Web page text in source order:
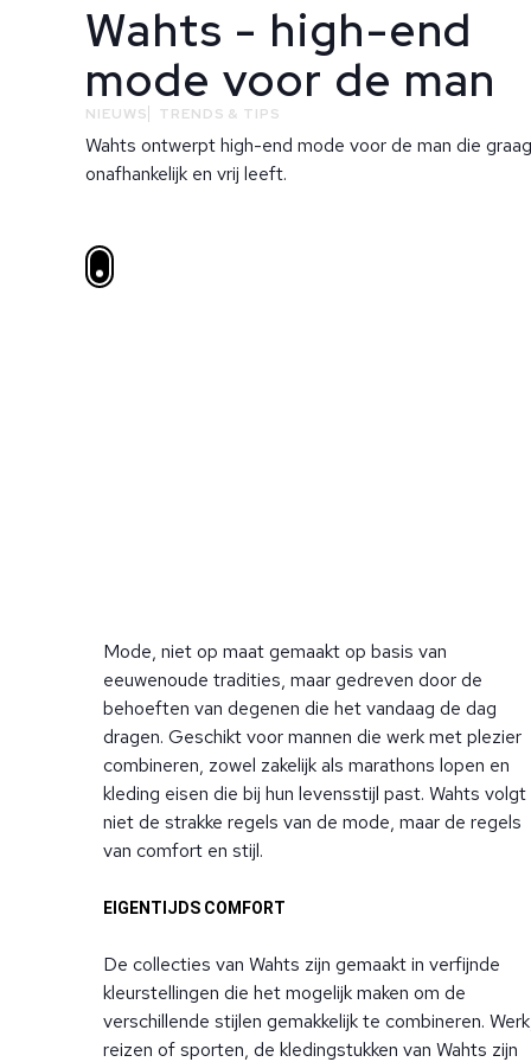
Wahts - high-end
mode voor de man
NIEUWS TRENDS & TIPS
Wahts ontwerpt high-end mode voor de man die graag
onafhankelijk en vrij leeft.
Mode, niet op maat gemaakt op basis van
eeuwenoude tradities, maar gedreven door de
behoeften van degenen die het vandaag de dag
dragen. Geschikt voor mannen die werk met plezier
combineren, zowel zakelijk als marathons lopen en
kleding eisen die bij hun levensstijl past. Wahts volgt
niet de strakke regels van de mode, maar de regels
van comfort en stijl.
EIGENTIJDS COMFORT
De collecties van Wahts zijn gemaakt in verfijnde
kleurstellingen die het mogelijk maken om de
verschillende stijlen gemakkelijk te combineren.
reizen of sporten, de kledingstukken van Wahts zijn